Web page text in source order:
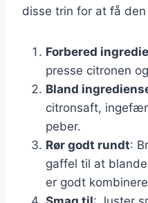
disse trin for at få
Forbered
presse citronen
Bland
citronsaft,
peber.
Rør godt rundt:
gaffel til at
er godt